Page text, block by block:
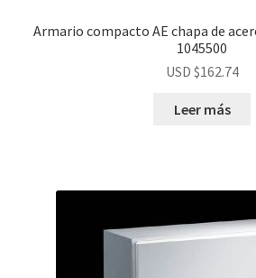
Armario compacto AE chapa de
1045500
USD $162.74
Leer más